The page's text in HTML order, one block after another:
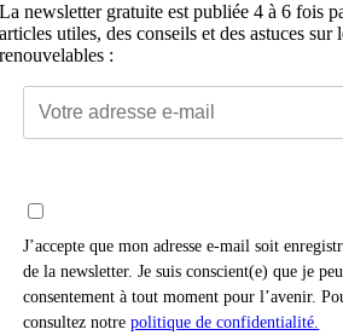
La newsletter gratuite est publiée 4 à 6 fois
articles utiles, des conseils et des astuces sur
renouvelables :
J’accepte que mon adresse e-mail soit
de la newsletter. Je suis conscient(e) que je
consentement à tout moment pour l’avenir.
consultez notrepolitique de confidentialité.